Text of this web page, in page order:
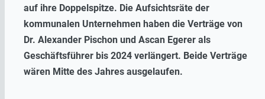
auf ihre Doppelspitze. Die Aufsichtsräte der
kommunalen Unternehmen haben die Verträge von
Dr. Alexander Pischon und Ascan Egerer als
Geschäftsführer bis 2024 verlängert. Beide Verträge
wären Mitte des Jahres ausgelaufen.